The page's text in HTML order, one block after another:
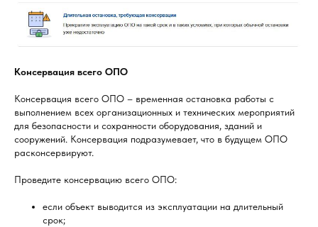
Консервация всего ОПО
Консервация всего ОПО – временная остановка работы с
выполнением всех организационных и технических мероприятий
для безопасности и сохранности оборудования, зданий и
сооружений. Консервация подразумевает, что в будущем ОПО
расконсервируют.
Проведите консервацию всего ОПО:
если объект выводится из эксплуатации на длительный
срок;